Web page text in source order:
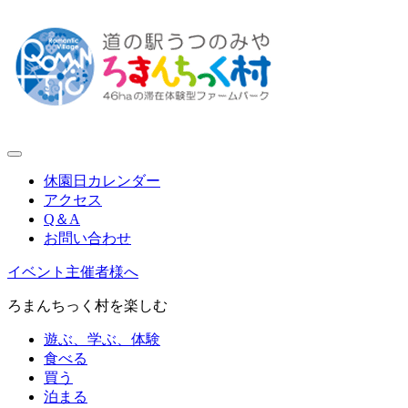
休園日カレンダー
アクセス
Q＆A
お問い合わせ
イベント主催者様へ
ろまんちっく村を楽しむ
遊ぶ、学ぶ、体験
食べる
買う
泊まる